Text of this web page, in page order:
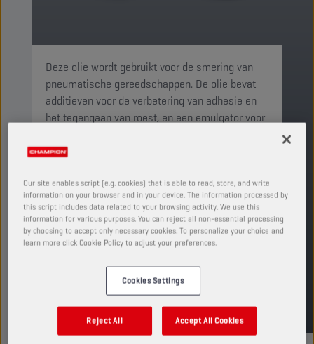
Deze olie wordt gebruikt voor de smering van
pneumatische gereedschappen. De olie bevat
additieven voor de verbetering van adhesie en
het tegengaan van roest, en een emulgator voor
anti-slijtage- en 'extreme-pressure'-additieven.
Leverbare volumes en verpakkingen weergeven
VIND EEN VERKOOPPUNT
TDS
Our site enables script (e.g. cookies) that is able to read, store, and write
information on your browser and in your device. The information processed by
this script includes data related to your browsing activity. We use this
information for various purposes. You can reject all non-essential processing
by choosing to accept only necessary cookies. To personalize your choice and
learn more click Cookie Policy to adjust your preferences.
Cookies Settings
Reject All Accept All Cookies